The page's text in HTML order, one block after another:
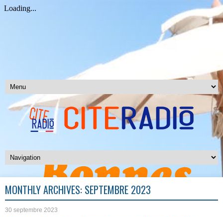
MONTHLY ARCHIVES: SEPTEMBRE 2023
30 septembre 2023